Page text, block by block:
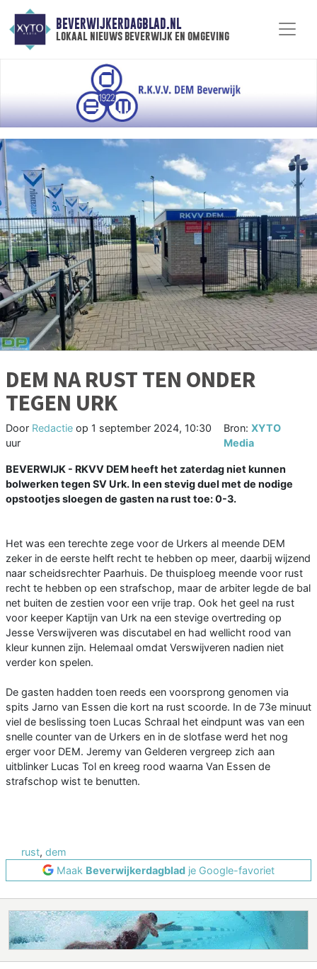
BEVERWIJKERDAGBLAD.NL
lokaal nieuws beverwijk en omgeving
DEM NA RUST TEN ONDER
TEGEN URK
Door Redactie op 1 september 2024, 10:30
uur
Bron:XYTO
Media
BEVERWIJK - RKVV DEM heeft het zaterdag niet kunnen
bolwerken tegen SV Urk. In een stevig duel met de nodige
opstootjes sloegen de gasten na rust toe: 0-3.
Het was een terechte zege voor de Urkers al meende DEM
zeker in de eerste helft recht te hebben op meer, daarbij wijzend
naar scheidsrechter Paarhuis. De thuisploeg meende voor rust
recht te hebben op een strafschop, maar de arbiter legde de bal
net buiten de zestien voor een vrije trap. Ook het geel na rust
voor keeper Kaptijn van Urk na een stevige overtreding op
Jesse Verswijveren was discutabel en had wellicht rood van
kleur kunnen zijn. Helemaal omdat Verswijveren nadien niet
verder kon spelen.
De gasten hadden toen reeds een voorsprong genomen via
spits Jarno van Essen die kort na rust scoorde. In de 73e minuut
viel de beslissing toen Lucas Schraal het eindpunt was van een
snelle counter van de Urkers en in de slotfase werd het nog
erger voor DEM. Jeremy van Gelderen vergreep zich aan
uitblinker Lucas Tol en kreeg rood waarna Van Essen de
strafschop wist te benutten.
rust, dem
Maak Beverwijkerdagblad je Google-favoriet